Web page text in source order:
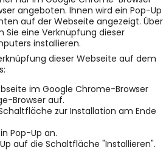
angeboten. Ihnen wird ein Pop-Up
auf der Webseite angezeigt. Über
Sie eine Verknüpfung dieser
installieren.
dieser Webseite auf dem
im Google Chrome-Browser
Browser auf.
zur Installation am Ende
Pop-Up an.
auf die Schaltfläche "Installieren".